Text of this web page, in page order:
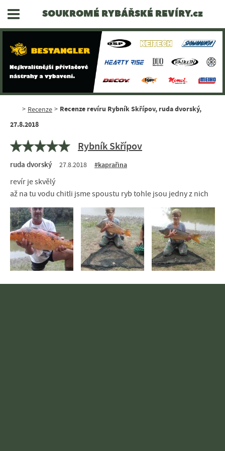
SOUKROMÉ RYBÁŘSKÉ REVÍRY.cz
> Recenze > Recenze revíru Rybník Skřípov, ruda dvorský,
27.8.2018
Rybník Skřípov
ruda dvorský 27.8.2018 #kaprařina
revír je skvělý
až na tu vodu chitli jsme spoustu ryb tohle jsou jedny z nich